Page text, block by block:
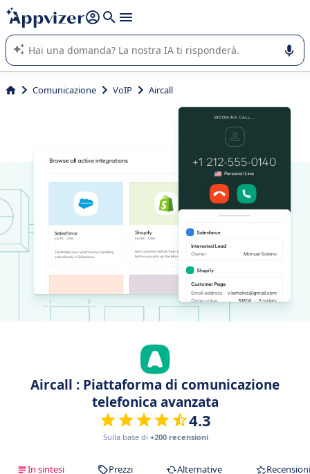
righe con
shift + enter
L'IA di Appvizer vi guida nell'utilizzo o nella scelta di un
software SaaS per la vostra azienda.
Comunicazione VoIP Aircall
Aircall : Piattaforma di comunicazione
telefonica avanzata
4.3
Sulla base di +200 recensioni
In sintesi Prezzi Alternative Recensioni